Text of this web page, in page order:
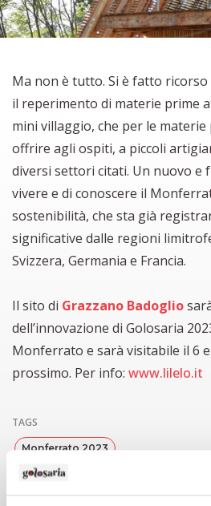
Ma non è tutto. Si è fatto
il reperimento di materie prime
mini villaggio, che per le materie
offrire agli ospiti, a piccoli
diversi settori citati. Un nuovo e
vivere e di conoscere il
sostenibilità, che sta già
significative dalle regioni
Svizzera, Germania e Francia.
Il sito di Grazzano Badoglio
dell’innovazione di Golosaria
Monferrato e sarà visitabile il 6
prossimo. Per info: www.lilelo.it
TAGS
Monferrato 2023